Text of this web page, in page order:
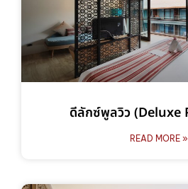
ดีลักซ์พูลวิว (Deluxe
READ MORE »